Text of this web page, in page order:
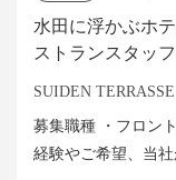
水田に浮かぶホ
ストランスタッ
SUIDEN TERRASSE
募集職種 ・フロン
経験やご希望、当